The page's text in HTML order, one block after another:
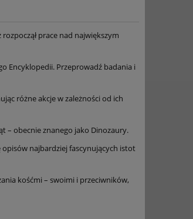
prace nad największym
Encyklopedii. Przeprowadź badania i
różne akcje w zależności od ich
– obecnie znanego jako Dinozaury.
najbardziej fascynujących istot
kośćmi – swoimi i przeciwników,